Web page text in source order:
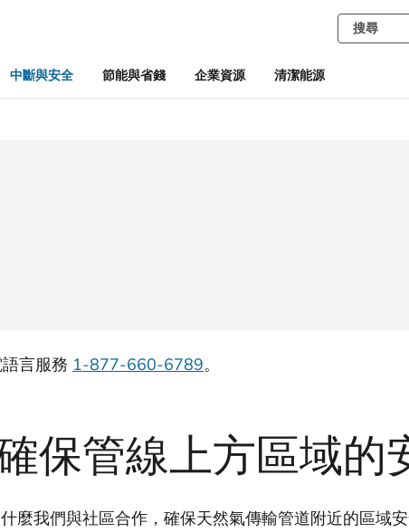
中斷與安全 節能與省錢 企業資源 清潔能源
言服務 1-877-660-6789。
保管線上方區域的
麼我們與社區合作，確保天然氣傳輸管道附近的區域